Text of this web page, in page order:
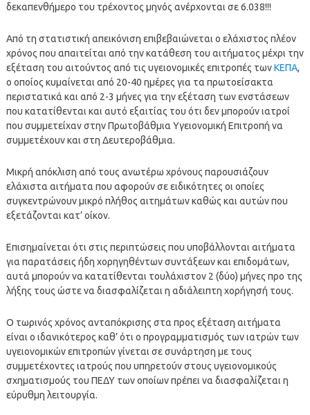
δεκαπενθήμερο του τρέχοντος μηνός ανέρχονται σε 6.038!!!
Από τη στατιστική απεικόνιση επιβεβαιώνεται ο ελάχιστος πλέον
χρόνος που απαιτείται από την κατάθεση του αιτήματος μέχρι την
εξέταση του αιτούντος από τις υγειονομικές επιτροπές τωνΚΕΠΑ,
ο οποίος κυμαίνεται από 20-40 ημέρες για τα πρωτοείσακτα
περιστατικά και από 2-3 μήνες για την εξέταση των ενστάσεων
που κατατίθενται και αυτό εξαιτίας του ότι δεν μπορούν ιατροί
που συμμετείχαν στην Πρωτοβάθμια Υγειονομική Επιτροπή να
συμμετέχουν και στη Δευτεροβάθμια.
Μικρή απόκλιση από τους ανωτέρω χρόνους παρουσιάζουν
ελάχιστα αιτήματα που αφορούν σε ειδικότητες οι οποίες
συγκεντρώνουν μικρό πλήθος αιτημάτων καθώς και αυτών που
εξετάζονται κατ’ οίκον.
Επισημαίνεται ότι στις περιπτώσεις που υποβάλλονται αιτήματα
για παρατάσεις ήδη χορηγηθέντων συντάξεων και επιδομάτων,
αυτά μπορούν να κατατίθενται τουλάχιστον 2 (δύο) μήνες προ της
λήξης τους ώστε να διασφαλίζεται η αδιάλειπτη χορήγησή τους.
Ο τωρινός χρόνος ανταπόκρισης στα προς εξέταση αιτήματα
είναι ο ιδανικότερος καθ’ ότι ο προγραμματισμός των ιατρών των
υγειονομικών επιτροπών γίνεται σε συνάρτηση με τους
συμμετέχοντες ιατρούς που υπηρετούν στους υγειονομικούς
σχηματισμούς του ΠΕΔΥ των οποίων πρέπει να διασφαλίζεται η
εύρυθμη λειτουργία.